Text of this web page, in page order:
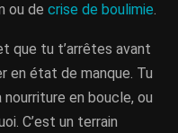
ou de crise de boulimie.
que tu t’arrêtes avant
en état de manque. Tu
en boucle, ou
C’est un terrain